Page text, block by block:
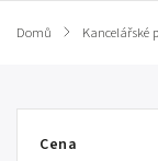
Domů / Kancelářské
Cena